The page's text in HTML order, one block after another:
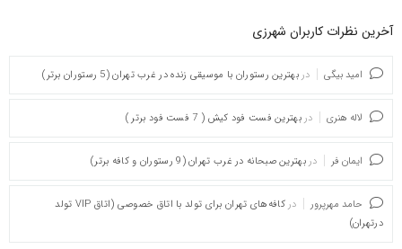
آخرین نظرات کاربران شهرزی
امید بیگی در بهترین رستوران با موسیقی زنده در غرب تهران (5 رستوران برتر)
لاله هنری در بهترین فست فود کیش ( 7 فست فود برتر )
ایمان فر در بهترین صبحانه در غرب تهران (9 رستوران و کافه برتر)
حامد مهرپرور در
کافه‌های تهران برای تولد با اتاق خصوصی (اتاق VIP تولد
درتهران)